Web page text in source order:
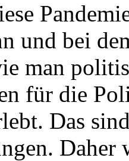
und bei
man
für die
Das
Daher